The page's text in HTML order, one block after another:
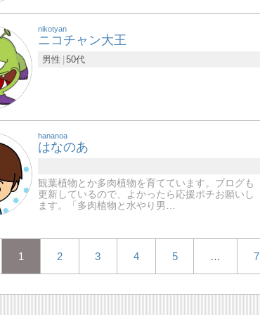
nikotyan
ニコチャン大王
男性 50代
hananoa
はなのあ
観葉植物とか多肉植物を育てています。ブログも
更新しているので、よかったら応援ポチお願いし
ます。「多肉植物と水やり男…
1 2 3 4 5 … 7